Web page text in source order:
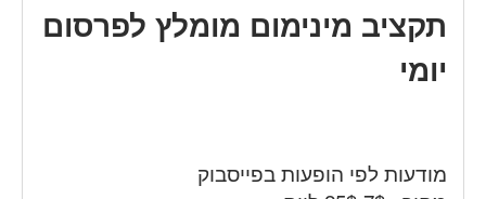
תקציב מינימום מומלץ לפרסום
יומי
מודעות לפי הופעות בפייסבוק